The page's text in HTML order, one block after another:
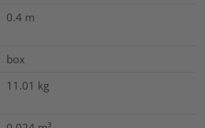
0.4 m
box
11.01 kg